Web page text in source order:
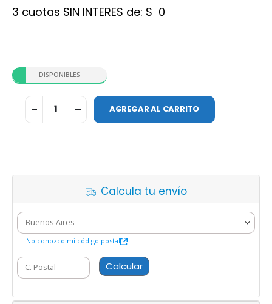
3 cuotas SIN INTERES de: $ 0
DISPONIBLES
AGREGAR AL CARRITO
Calcula tu envío
No conozco mi código postal
Calcular